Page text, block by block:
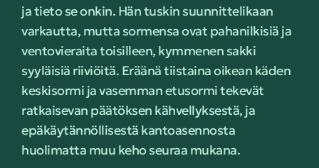
ja tieto se onkin. Hän tuskin suunnittelikaan
varkautta, mutta sormensa ovat pahanilkisiä ja
ventovieraita toisilleen, kymmenen sakki
syyläisiä riiviöitä. Eräänä tiistaina oikean käden
keskisormi ja vasemman etusormi tekevät
ratkaisevan päätöksen kähvellyksestä, ja
epäkäytännöllisestä kantoasennosta
huolimatta muu keho seuraa mukana.